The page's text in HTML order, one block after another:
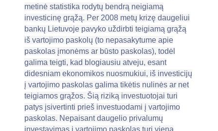
metinė statistika rodytų bendrą neigiamą
investicinę grąžą. Per 2008 metų krizę daugeliui
bankų Lietuvoje pavyko uždirbti teigiamą grąžą
iš vartojimo paskolų (to nepasakytume apie
paskolas įmonėms ar būsto paskolas), todėl
galima teigti, kad blogiausiu atveju, esant
didesniam ekonomikos nuosmukiui, iš investicijų
į vartojimo paskolas galima tikėtis nulinės ar net
teigiamos grąžos. Šią riziką investuotojai turi
patys įsivertinti prieš investuodami į vartojimo
paskolas. Nepaisant daugelio privalumų
investavimas į vartojimo paskolas turi vieną